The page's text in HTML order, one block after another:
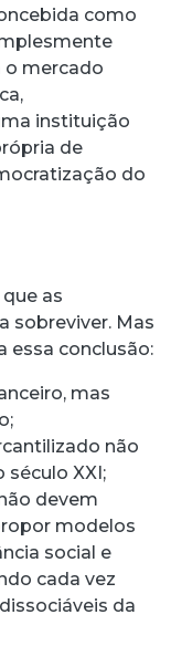
como
o mercado
instituição
de
do
as
sobreviver. Mas
essa conclusão:
mas
não
século XXI;
devem
modelos
social e
cada vez
da